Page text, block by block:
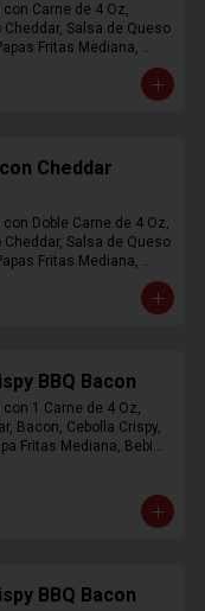
Carne de 4 Oz,
Cheddar, Salsa de Queso
Fritas Mediana,
Cheddar
Doble Carne de 4 Oz,
Cheddar, Salsa de Queso
Fritas Mediana,
BBQ Bacon
1 Carne de 4 Oz,
Bacon, Cebolla Crispy,
Fritas Mediana, Bebida
BBQ Bacon